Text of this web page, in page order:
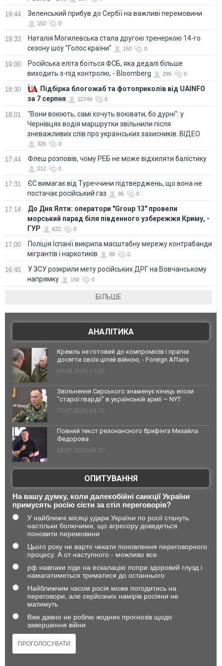
19:44 Зеленський прибув до Сербії на важливі перемовини
152 0
19:33
Наталія Могилевська стала другою тренеркою 14-го
сезону шоу "Голос країни"
150 0
19:00
Російська еліта боїться ФСБ, яка дедалі більше
виходить з-під контролю, - Bloomberg
296 0
18:30
Підбірка блогожаб та фотоприколів від UAINFO
за 7 серпня
12749 0
18:01
"Вони воюють, самі хочуть воювати, бо дурні": у
Чернівцях водія маршрутки звільнили після
зневажливих слів про українських захисників. ВІДЕО
326 0
17:44 Флеш розповів, чому РЕБ не може відхиляти балістику
212 0
17:31
ЄС вимагає від Туреччини підтверджень, що вона не
постачає російський газ
96 0
17:14
До Дня Ялти: оператори "Group 13" провели
морський парад біля південного узбережжя Криму, -
ГУР
622 0
17:00
Поліція Іспанії викрила масштабну мережу контрабанди
мігрантів і наркотиків
98 0
16:45
У ЗСУ розкрили мету російських ДРГ на Вовчанському
напрямку
150 0
БІЛЬШЕ
АНАЛІТИКА
Кремль не готовий до компромісів і прагне
досягти своїх цілей війною, - Foreign Affairs
03.08.2026 13:02
Звільнення Сирського знаменує кінець епохи
"старої гвардії" в українській армії — NYT
23.07.2026 10:32
Повний текст резонансного брифінга Михайла
Федорова
18.07.2026 09:27
ОПИТУВАННЯ
На вашу думку, коли далекобійні санкції України
примусять росію сісти за стіл переговорів?
У найближчі місяці удари України по росії стануть
настільки болючими, що агресору доведеться
поновити перемовини
Цього року не варто чекати поновлення переговорного
процесу. А от наступного - можливо все
рф навпаки піде на ескалацію попри здоровий глузд і
намагатиметься триматися до останнього
Найближчим часом росія може погодитись на
переговори, але серйозних намірів росіяни не
матимуть
Вже давно не роблю жодних прогнозів щодо
завершення війни